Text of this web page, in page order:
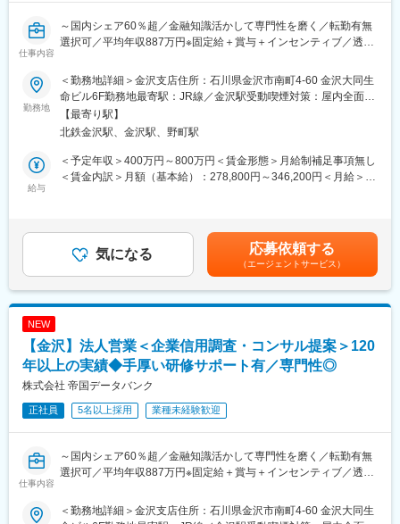
仕事内容
～国内シェア60％超／金融知識活かして専門性を磨く／転勤有無
選択可／平均年収887万円※固定給＋賞与＋インセンティブ／透明
■業務内容：
経営者と直接対話し、企業の本質に迫る「信用調査＋コンサルテ
ィング営業」をお任せします。
金融・経営知識を実務で深め、希少性の高いスキルを獲得し、市
場価値を高められる環境です。
1. 企業信用調査
・対象企業へ訪問し、事業内容や会社の特色、今後の展望、財務
・企業信用調査で得た情報から企業が抱えている課題を見つけ出
し、課題解決をご提案。
例１：与信管理に課題のある企業には信用調査報告書や倒産予測
継支援サービスや教育ツール、研修などを提案
訪問から報告書作成、提案まで一貫して担当。論理的思考力と課
題解決力を発揮し、企業の成長を支援します。
・企業信用調査のデータは、金融機関の融資可否判断や企業間の
融・経営知識を実務で深められます。
・社長や会社役員から企業の課題、悩みを直接相談され、解決を
■働く環境：
勤務地
＜勤務地詳細＞金沢支店住所：石川県金沢市南町4-60 金沢大同生
命ビル6F勤務地最寄駅：JR線／金沢駅受動喫煙対策：屋内全面禁
煙変更の範囲：勤務地は業務上の都合により変更の可能性があり
ます
【最寄り駅】
北鉄金沢駅、金沢駅、野町駅
給与
＜予定年収＞400万円～800万円＜賃金形態＞月給制補足事項無し
＜賃金内訳＞月額（基本給）：278,800円～346,200円＜月給＞
後）：800 万円（月給 35 万円＋賞与 90 万円＋営業給 100 万円）
※モデル年収は全国総合職の場合を記載賃金はあくまでも目安の金
額であり、選考を通じて上下する可能性があります。月給(月額)は
固定手当を含めた表記です。
気になる 応募依頼する
（エージェントサービス）
NEW
【金沢】法人営業＜企業信用調査・コンサル提案＞120
年以上の実績◆手厚い研修サポート有／専門性◎
株式会社 帝国データバンク
正社員 5名以上採用 業種未経験歓迎
仕事内容
～国内シェア60％超／金融知識活かして専門性を磨く／転勤有無
選択可／平均年収887万円※固定給＋賞与＋インセンティブ／透明
■業務内容：
経営者と直接対話し、企業の本質に迫る「信用調査＋コンサルテ
＜勤務地詳細＞金沢支店住所：石川県金沢市南町4-60 金沢大同生